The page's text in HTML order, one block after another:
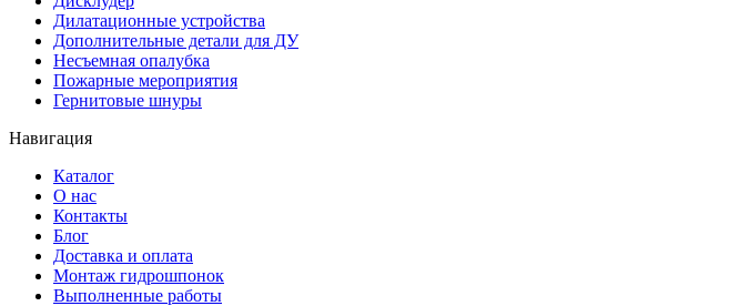
Дилатационные устройства
Дополнительные детали для ДУ
Несъемная опалубка
Пожарные мероприятия
Гернитовые шнуры
Навигация
Каталог
О нас
Контакты
Блог
Доставка и оплата
Монтаж гидрошпонок
Выполненные работы